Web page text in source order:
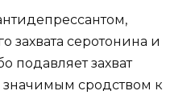
захвата серотонина и
подавляет захват
сродством к